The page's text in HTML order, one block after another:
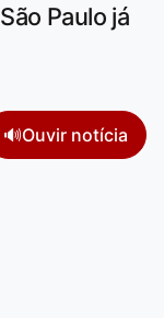
Paulo já
🔊Ouvir notícia